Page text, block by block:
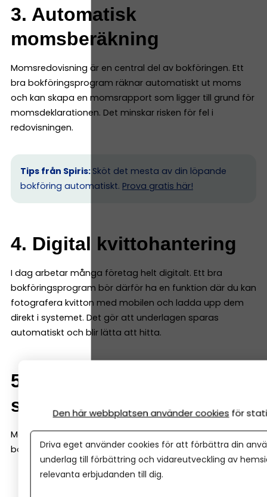
3. Automatisk
momsberäkning
Momsredovisning är en central del av bokföringen. Ett
bra bokföringsprogram räknar automatiskt ut moms
och kan skapa en momsrapport som ligger till grund för
momsdeklarationen. Det minskar risken för fel i
redovisningen.
Tips från Spiris: Sköt det mesta av din löpande
bokföring automatiskt. Prova gratis här!
4. Digital kvittohantering
I dag arbetar många företag helt digitalt. Ett bra
bokföringsprogram bör därför ha en funktion där du kan
fotografera kvitton med mobilen och ladda upp dem
direkt i systemet. Det gör att underlagen sparas
automatiskt och blir lätta att hitta.
5. Integrationer med andra
system
Många företag använder fler system än bara
bokföringsprogrammet, till exempel:
e-handelssystem
Den här webbplatsen använder cookies för
Driva eget använder cookies för att förbättra din
underlag till förbättring och vidareutveckling av
relevanta erbjudanden till dig.